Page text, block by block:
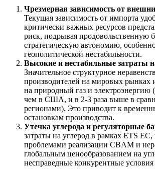
Чрезмерная зависимость от
Текущая зависимость от импорта
критически важных ресурсов
риск, подрывая продовольственную
стратегическую автономию,
геополитической нестабильности.
Высокие и нестабильные затраты
Значительное структурное
производителей на мировых рынках
на природный газ и электроэнергию
чем в США, и в 2-3 раза выше в
регионами). Это приводит к
остановкам производства.
Утечка углерода и регуляторные
затраты на углерод в рамках ETS ЕС,
проблемами реализации CBAM и
глобальным ценообразованием на
несправедные конкурентные